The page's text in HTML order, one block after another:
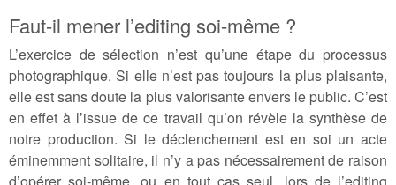
Faut-il mener l’editing soi-même ?
L’exercice de sélection n’est qu’une étape du processus
photographique. Si elle n’est pas toujours la plus plaisante,
elle est sans doute la plus valorisante envers le public. C’est
en effet à l’issue de ce travail qu’on révèle la synthèse de
notre production. Si le déclenchement est en soi un acte
éminemment solitaire, il n’y a pas nécessairement de raison
d’opérer soi-même, ou en tout cas seul, lors de l’editing